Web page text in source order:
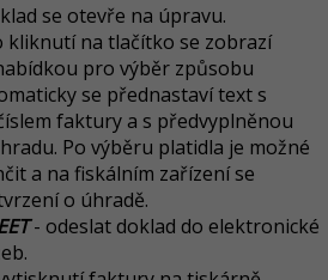
se otevře na úpravu.
na tlačítko se zobrazí
pro výběr způsobu
se přednastaví text s
faktury a s předvyplněnou
Po výběru platidla je možné
a na fiskálním zařízení se
o úhradě.
- odeslat doklad do elektronické